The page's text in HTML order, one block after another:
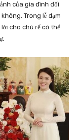
của gia đình đối
Trong lễ dạm
cho chú rể có thể